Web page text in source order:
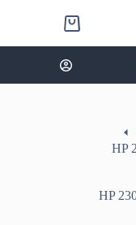
Shopping
cart